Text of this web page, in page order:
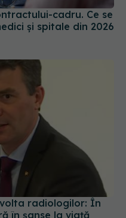
radiologilor: În
în șanse la viață